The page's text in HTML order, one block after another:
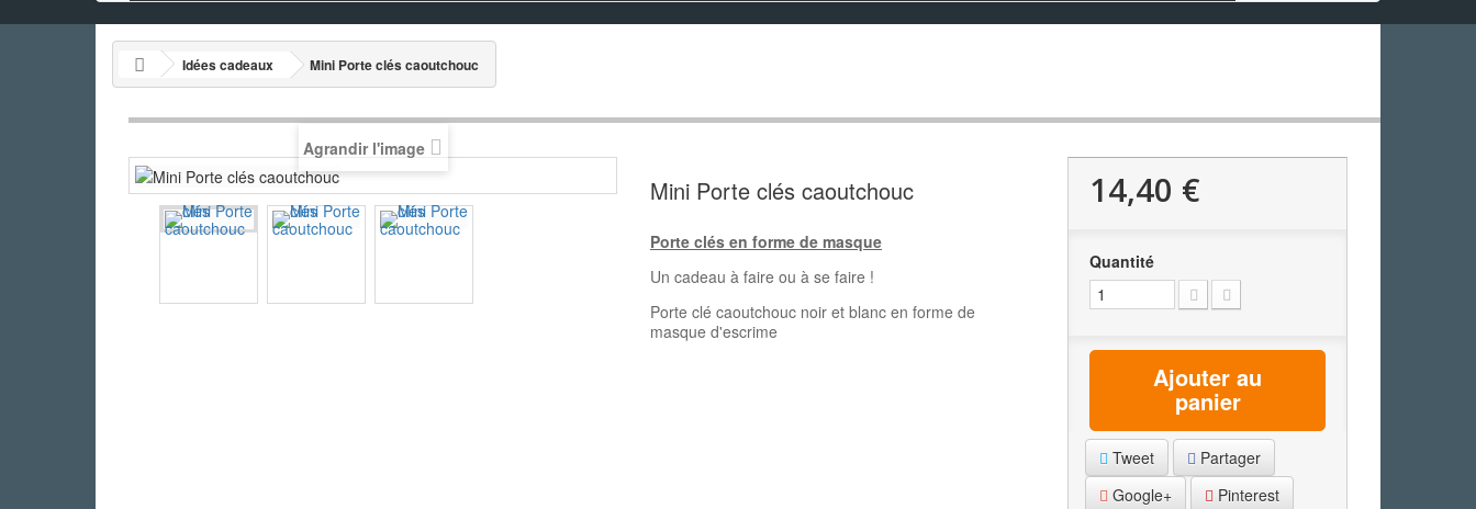
Idées cadeaux Mini Porte clés caoutchouc
Agrandir l'image
Mini Porte clés caoutchouc
Porte clés en forme de masque
Un cadeau à faire ou à se faire !
Porte clé caoutchouc noir et blanc en forme de
masque d'escrime
14,40 €
Quantité
Ajouter au
panier
Tweet
Partager
Google+
Pinterest